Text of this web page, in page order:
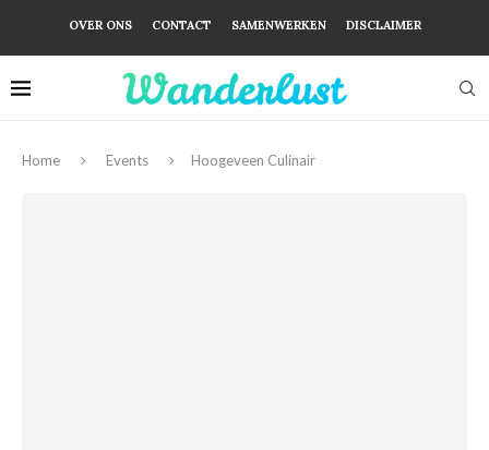
OVER ONS CONTACT SAMENWERKEN DISCLAIMER
Home Events Hoogeveen Culinair